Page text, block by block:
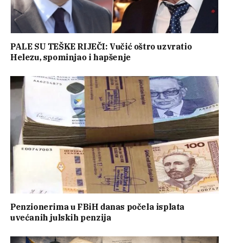
PALE SU TEŠKE RIJEČI: Vučić oštro uzvratio
Helezu, spominjao i hapšenje
Penzionerima u FBiH danas počela isplata
uvećanih julskih penzija